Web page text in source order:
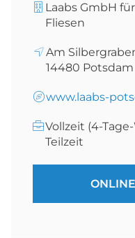
Laabs GmbH
Fliesen
Am
14480 Potsdam
www.laabs-
Vollzeit (4-
Teilzeit